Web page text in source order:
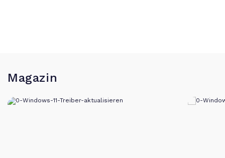
Magazin